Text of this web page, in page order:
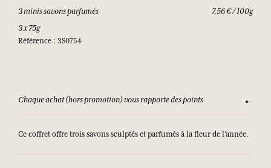
3 minis savons parfumés
3 x 75g
Référence : 3S0754
7,56 € / 100g
Chaque achat (hors promotion) vous rapporte des points
Ce coffret offre trois savons sculptés et parfumés à la fleur de l’année.